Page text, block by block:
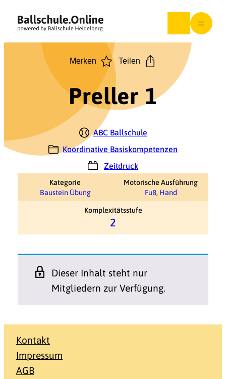
Inhalt
springen
Merken Teilen
Preller 1
ABC Ballschule
Koordinative Basiskompetenzen
Zeitdruck
Kategorie
Baustein Übung
Motorische Ausführung
Fuß, Hand
Komplexitätsstufe
2
Dieser Inhalt steht nur
Mitgliedern zur Verfügung.
Kontakt
Impressum
AGB